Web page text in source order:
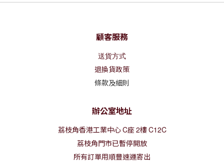
顧客服務
送貨方式
退換貨政策
條款及細則
辦公室地址
荔枝角香港工業中心C座2樓C12C
荔枝角門市已暫停開放
所有訂單用順豐速運寄出